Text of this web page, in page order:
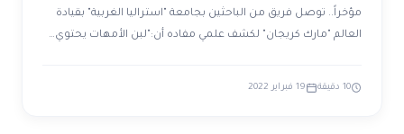
مؤخراً.. توصل فريق من الباحثين بجامعة "استراليا الغربية" بقيادة
العالم "مارك كريجان" لكشف علمي مفاده أن:"لبن الأمهات يحتوي…
10 دقيقة 19 فبراير 2022